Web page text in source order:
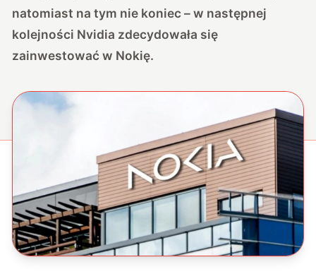
natomiast na tym nie koniec – w następnej
kolejności Nvidia zdecydowała się
zainwestować w Nokię.